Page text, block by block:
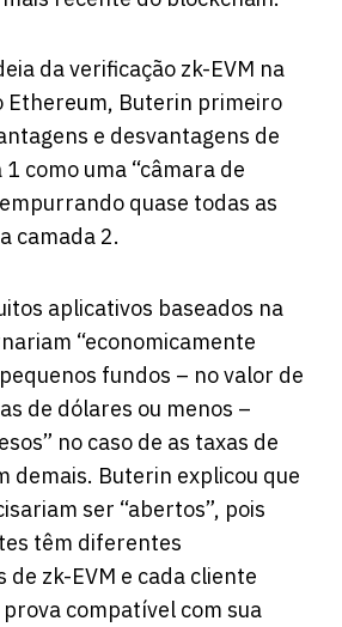
da verificação zk-EVM na
Ethereum, Buterin primeiro
e desvantagens de
como uma “câmara de
quase todas as
camada 2.
aplicativos baseados na
“economicamente
fundos – no valor de
de dólares ou menos –
no caso de as taxas de
demais. Buterin explicou que
ser “abertos”, pois
têm diferentes
zk-EVM e cada cliente
compatível com sua